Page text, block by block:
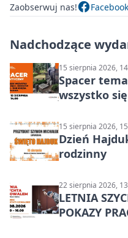
Zaobserwuj nas! Facebook
Nadchodzące
15 sierpnia 2026,
Spacer
wszystko
15 sierpnia 2026,
Dzień
rodzinny
22 sierpnia 2026,
LETNIA
POKAZY